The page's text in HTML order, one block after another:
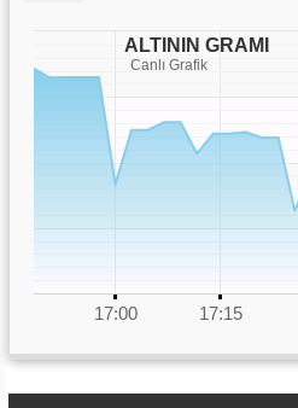
ALTININ GRAMI
Canlı Grafik
17:00 17:15